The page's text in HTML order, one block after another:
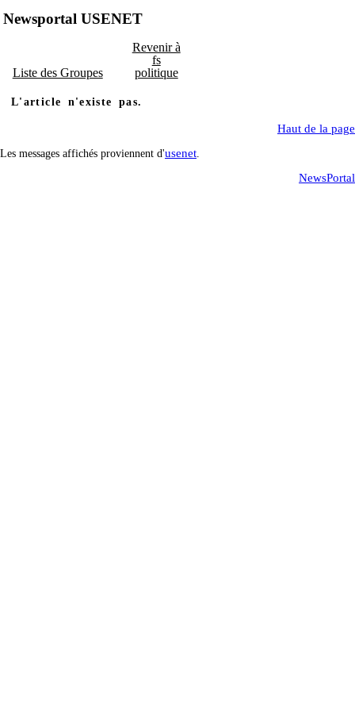
Newsportal USENET
Liste des Groupes
Revenir à
fs
politique
L'article n'existe pas.
Haut de la page
Les messages affichés proviennent d'usenet
NewsPortal